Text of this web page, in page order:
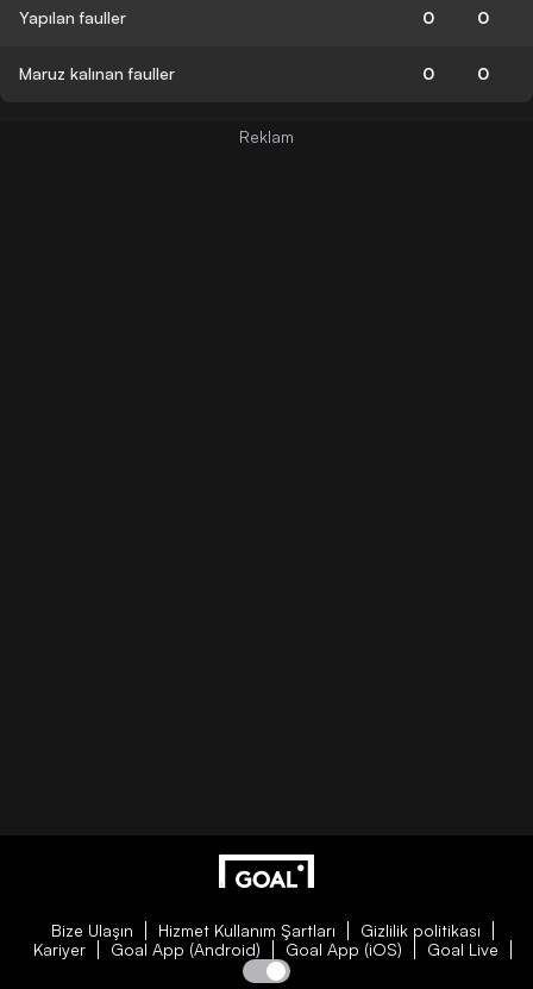
Yapılan fauller 0 0
Maruz kalınan fauller 0 0
Bize Ulaşın Hizmet Kullanım Şartları
Gizlilik politikası
Kariyer
Goal App (Android) Goal App (iOS) Goal Live